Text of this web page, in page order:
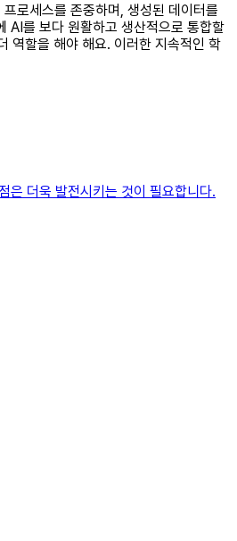
로세스를 존중하며, 생성된 데이터를
AI를 보다 원활하고 생산적으로 통합할
역할을 해야 해요. 이러한 지속적인 학
은 더욱 발전시키는 것이 필요합니다.